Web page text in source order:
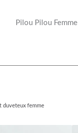
Pilou Pilou Femme
duveteux femme